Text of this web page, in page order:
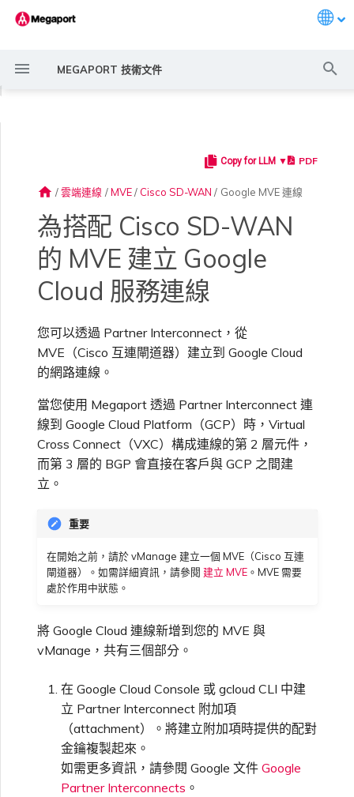
MEGAPORT 技術文件
快速開始
設定 Megaport 帳戶
概述
建立帳戶
強制多重身分驗證
提供技術支援聯絡方式
設定財務資訊
重設密碼
瞭解服務頁面
連線至 Latitude.sh
瞭解位置資訊
位置 ID
服務佈建方式
合作夥伴代管帳戶
限制與配額
常見多雲連線情境
使用 Megaport 解決方案實
現 MPLS 網路現代化
以服務供應商身分使用
Megaport API 管理連線
Megaport 全球網狀 WAN
Megaport 上雲即服務
MACsec
IPsec
高速跨雲加密
訂購交叉連接
訂購本地迴路
鏈路聚合群組（LAG）
建立 LAG
將 Port 新增至 LAG
終止 Port
建立私有 VXC
遷移 VXC
使用服務金鑰建立連線
設定 Q-in-Q
變更合約 VXC 的速率
關閉 VXC 以進行容錯移轉測
終止 VXC
路由指南
MVE
終止 Megaport Internet 連
3DS Outscale
阿里雲專線接入
AWS 連線概述
託管 VIF
託管連線
AWS 公用連線
AWS 加密選項
AWS Outposts Rack
AWS 常見問題
Azure ExpressRoute
ExpressRoute
ExpressRoute Direct
ExpressRoute Metro
Cisco Webex
Cloudflare
Google Cloud
Google Cloud
Google 連線備援
IBM Cloud Direct Link
Latitude.sh
OVHcloud Connect
OVHcloud Connect Direct
SAP HANA Enterprise
AWS 上的 SAP
Azure 上的 SAP
Google Cloud 上的 SAP
AWS 上的 VMware Cloud
Azure VMware 解決方案
3DS Outscale MCR 連線
阿里雲 MCR 連線
AWS MCR 連線
AWS Transit Gateway 跨區
域路由
Azure MCR 連線
DigitalOcean MCR 連線
Google MCR 連線
IBM Cloud Direct Link MCR
Oracle MCR 連線
OVHcloud MCR 連線
Salesforce MCR 連線
SAP HANA Enterprise
AWS MVE 連線
MVE 託管連線
MVE 託管 VIF
Azure MVE 連線
Google MVE 連線
AWS MVE 連線
MVE 託管連線
MVE 託管 VIF
Azure MVE 連線
Google MVE 連線
將 Google Cloud 連線新
增至 vManage
步驟 1 - 複製預設裝置範本
步驟 2 - 建立 Cisco VPN
功能範本
步驟 3 - 建立 BGP 功能範
本
步驟 4 - 建立 CLI Add-On
步驟 5 - 更新您的裝置範本
AWS MVE 連線
MVE 託管連線
MVE 託管 VIF
Azure MVE 連線
Google MVE 連線
AWS MVE 連線
MVE 託管連線
MVE 託管 VIF
Azure MVE 連線
Google MVE 連線
AWS MVE 連線
MVE 託管連線
MVE 託管 VIF
Azure MVE 連線
Google MVE 連線
AWS MVE 連線
MVE 託管連線
MVE 託管 VIF
Azure MVE 連線
Google MVE 連線
檢視連線設定
MCR 進階 VLAN 與路由功能
MCR 備援
建立 MCR VXC
設定 MCR
使用封包過濾
在 MCR 中使用 IPsec
MCR 路由管理
路由過濾
路由通告
路由彙總
MCR Looking Glass（路由診
斷）
MCR 的 NAT 運作原理
MCR 私有雲端互聯
終止 MCR
MVE 部署情境
MVE 位置
vNIC 連線類型
Megaport 網路中的 SSE 與
SASE
6WIND
6WIND 概述
6WIND 授權網路功能
規劃部署
連線 MVE
終止 MVE
Anapaya 概述
規劃部署
建立 MVE
終止 MVE
Aruba SD-WAN
Aruba SD-WAN 概述
規劃部署
建立 MVE
終止 MVE
Aviatrix Secure Edge 概述
規劃部署
建立 MVE
終止 MVE
Check Point CloudGuard
Check Point CloudGuard 概
規劃部署
建立 MVE
建立 VXC
終止 MVE
Cisco MVE 概述
規劃部署
建立 MVE
將 MPLS 與 SDCI 整合
終止 MVE
Fortinet FortiGate 概述
規劃部署
建立 MVE
終止 MVE
基於 FGSP 設定 Fortinet 防
Juniper MVE 概述
規劃部署
建立 MVE
終止 MVE
VM-Series Firewall
Prisma SD-WAN
Peplink FusionHub 概述
規劃部署
建立 MVE
終止 MVE
Versa SD-WAN 概述
規劃部署
建立 MVE
終止 MVE
VMware SD-WAN 概述
規劃部署
建立 MVE
終止 MVE
設定 IX
IX 需求
加入 IX
AMS-IX 連線
編輯 IX
變更合約 IX 的速率
遷移 IX
IX 工具與功能
MegaIX 功能概述
MegaIX Looking Glass（路
由診斷）
IX 遙測
BGP 社群
建立個人檔案
申請連線
Marketplace 通知
Marketplace 常見問題
監控 MCR
監控 MVE
監控服務狀態
檢視工作階段事件日誌
管理個人檔案
設定電子郵件通知
更新公司資訊
管理最短合約期續約
管理 Megaport
Marketplace 個人檔案
管理使用者角色
檢視作業日誌
監控維護和中斷事件
鎖定 Megaport 服務
Port 定價與合約條款
VXC 定價與合約條款
約條款
IX 定價與合約條款
MCR 定價與合約條款
MVE 定價與合約條款
啟用計費市場
指派財務角色
信用卡付款
瞭解 Megaport 帳單
客戶現場服務
下載帳單
Port 計費
VXC、Megaport Internet 和
客戶註冊與入駐
建立 API 金鑰
管理使用者
建立服務金鑰
建立 VXC
變更 VXC 設定
建立至 AWS 的 VXC
建立至 Azure 的 VXC
VXC
建立 Megaport Internet 連
建立 MCR
快速開始
建立 Megaport Terraform
Provider 設定檔
使用 Megaport Terraform
Provider 建立和管理服務
使用 Megaport 資源進行
Terraform 狀態管理
匯入現有生產服務
使用 Terraform MCP
Server（公開測試版）
Megaport Terraform
Megaport Terraform
啟用 Port
訂購時的錯誤
容量錯誤
Port 與 VXC
Port 或 VXC 中斷或不穩定
Port 延遲
Port 或 VXC 封包遺失
MCR 中斷或無法使用
MCR 路由
MCR BGP 工作階段中斷
MVE
MVE 中斷或無法使用
MVE 網際網路連線
SD-WAN 管理連線
IX 連線
IX BGP 路由
IX BGP 工作階段中斷
雲端服務供應商互聯位址空間
ExpressRoute 線路容量不足
Megaport Internet
建立 Juniper 私有連線
Megaport Terraform
在測試環境中測試
聯繫支援
支援請求入口網站
升級支援案件
傳送意見回饋
網路維護
歐盟數位服務法
Copy for LLM ▼ PDF
home / 雲端連線 / MVE / Cisco SD-WAN / Google MVE 連線
為搭配 Cisco SD-WAN
的 MVE 建立 Google
Cloud 服務連線
您可以透過 Partner Interconnect，從
MVE（Cisco 互連閘道器）建立到 Google Cloud
的網路連線。
當您使用 Megaport 透過 Partner Interconnect 連
線到 Google Cloud Platform（GCP）時，Virtual
Cross Connect（VXC）構成連線的第 2 層元件，
而第 3 層的 BGP 會直接在客戶與 GCP 之間建
立。
重要
在開始之前，請於 vManage 建立一個 MVE（Cisco 互連
閘道器）。如需詳細資訊，請參閱 建立 MVE 。MVE 需要
處於作用中狀態。
將 Google Cloud 連線新增到您的 MVE 與
vManage，共有三個部分。
在 Google Cloud Console 或 gcloud CLI 中建
立 Partner Interconnect 附加項
（attachment）。將建立附加項時提供的配對
金鑰複製起來。
如需更多資訊，請參閱 Google 文件 Google
Partner Interconnects 。